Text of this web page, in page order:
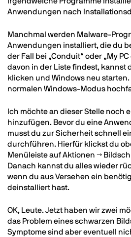
Anwendungen nach
Manchmal werden Malware-
Anwendungen installiert, die du
der Fall bei „Conduit“ oder „My
davon in der Liste findest, kannst
klicken und Windows neu
normalen Windows-Modus
Ich möchte an dieser Stelle noch
hinzufügen. Bevor du eine
musst du zur Sicherheit schnell
durchführen. Hierfür klickst du
Menüleiste auf Aktionen →
Danach kannst du alles wieder
wenn du aus Versehen ein
deinstalliert hast.
OK, Leute. Jetzt haben wir zwei
das Problem eines schwarzen
Symptome sind aber eventuell